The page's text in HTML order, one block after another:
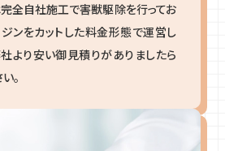
全自社施工で害獣駆除を行ってお
ンをカットした料金形態で運営し
社より安い御見積りがありましたら
。